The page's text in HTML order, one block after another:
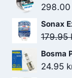
298.00
Sonax
179.95
Bosma
24.95